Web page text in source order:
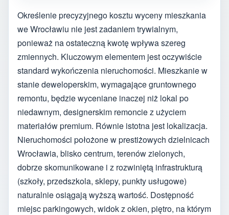
Określenie precyzyjnego kosztu wyceny mieszkania
we Wrocławiu nie jest zadaniem trywialnym,
ponieważ na ostateczną kwotę wpływa szereg
zmiennych. Kluczowym elementem jest oczywiście
standard wykończenia nieruchomości. Mieszkanie w
stanie deweloperskim, wymagające gruntownego
remontu, będzie wyceniane inaczej niż lokal po
niedawnym, designerskim remoncie z użyciem
materiałów premium. Równie istotna jest lokalizacja.
Nieruchomości położone w prestiżowych dzielnicach
Wrocławia, blisko centrum, terenów zielonych,
dobrze skomunikowane i z rozwiniętą infrastrukturą
(szkoły, przedszkola, sklepy, punkty usługowe)
naturalnie osiągają wyższą wartość. Dostępność
miejsc parkingowych, widok z okien, piętro, na którym